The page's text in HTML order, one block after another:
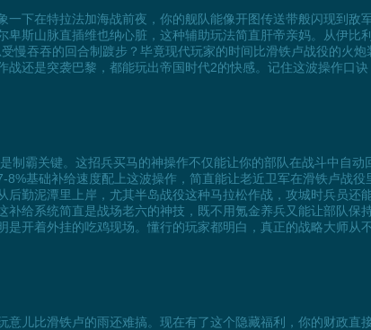
下在特拉法加海战前夜，你的舰队能像开图传送带般闪现到敌
斯山脉直插维也纳心脏，这种辅助玩法简直肝帝亲妈。从伊比
慢吞吞的回合制踱步？毕竟现代玩家的时间比滑铁卢战役的火
还是突袭巴黎，都能玩出帝国时代2的快感。记住这波操作口
制霸关键。这招兵买马的神操作不仅能让你的部队在战斗中自
基础补给速度配上这波操作，简直能让老近卫军在滑铁卢战
后勤泥潭里上岸，尤其半岛战役这种马拉松作战，攻城时兵员还
给系统简直是战场老六的神技，既不用氪金养兵又能让部队保
开着外挂的吃鸡现场。懂行的玩家都明白，真正的战略大师从
儿比滑铁卢的雨还难搞。现在有了这个隐藏福利，你的财政直